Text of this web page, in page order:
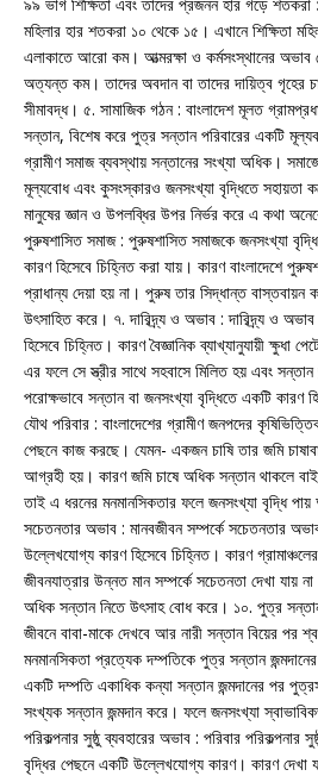
মহিলার হার শতকরা ১০ থেকে ১৫। এখানে শিক্ষিতা
এলাকাতে আরো কম। আত্মরক্ষা ও কর্মসংস্থানের অভাব
অত্যন্ত কম। তাদের অবদান বা তাদের দায়িত্ব গৃহের
সীমাবদ্ধ। ৫. সামাজিক গঠন : বাংলাদেশ মূলত
সন্তান, বিশেষ করে পুত্র সন্তান পরিবারের একটি
গ্রামীণ সমাজ ব্যবস্থায় সন্তানের সংখ্যা অধিক।
মূল্যবোধ এবং কুসংস্কারও জনসংখ্যা বৃদ্ধিতে সহায়তা
মানুষের জ্ঞান ও উপলব্ধির উপর নির্ভর করে এ কথা
পুরুষশাসিত সমাজ : পুরুষশাসিত সমাজকে জনসংখ্যা
কারণ হিসেবে চিহ্নিত করা যায়। কারণ বাংলাদেশে
প্রাধান্য দেয়া হয় না। পুরুষ তার সিদ্ধান্ত বাস্তবায়ন
উৎসাহিত করে। ৭. দারিদ্র্য ও অভাব : দারিদ্র্য ও
হিসেবে চিহ্নিত। কারণ বৈজ্ঞানিক ব্যাখ্যানুযায়ী ক্ষুধা
এর ফলে সে স্ত্রীর সাথে সহবাসে মিলিত হয় এবং
পরোক্ষভাবে সন্তান বা জনসংখ্যা বৃদ্ধিতে একটি কারণ
যৌথ পরিবার : বাংলাদেশের গ্রামীণ জনপদের
পেছনে কাজ করছে। যেমন- একজন চাষি তার জমি
আগ্রহী হয়। কারণ জমি চাষে অধিক সন্তান থাকলে
তাই এ ধরনের মনমানসিকতার ফলে জনসংখ্যা বৃদ্ধি
সচেতনতার অভাব : মানবজীবন সম্পর্কে সচেতনতার
উল্লেখযোগ্য কারণ হিসেবে চিহ্নিত। কারণ
জীবনযাত্রার উন্নত মান সম্পর্কে সচেতনতা দেখা যায়
অধিক সন্তান নিতে উৎসাহ বোধ করে। ১০. পুত্র
জীবনে বাবা-মাকে দেখবে আর নারী সন্তান বিয়ের পর
মনমানসিকতা প্রত্যেক দম্পতিকে পুত্র সন্তান
একটি দম্পতি একাধিক কন্যা সন্তান জন্মদানের পর
সংখ্যক সন্তান জন্মদান করে। ফলে জনসংখ্যা
পরিকল্পনার সুষ্ঠু ব্যবহারের অভাব : পরিবার পরিকল্পনার
বৃদ্ধির পেছনে একটি উল্লেখযোগ্য কারণ। কারণ দেখা